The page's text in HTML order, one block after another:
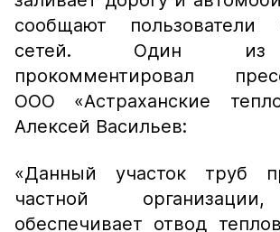
сообщают пользователи
сетей. Один из
прокомментировал
ООО «Астраханские
Алексей Васильев:
«Данный участок труб
частной
обеспечивает отвод